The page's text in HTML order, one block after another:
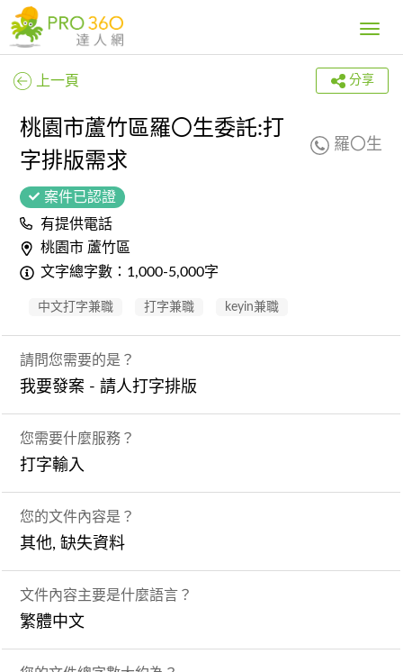
Toggle
上一頁 分享
桃園市蘆竹區羅〇生委託:打
字排版需求
羅〇生
案件已認證
有提供電話
桃園市 蘆竹區
文字總字數：1,000-5,000字
中文打字兼職 打字兼職 keyin兼職
請問您需要的是？
我要發案 - 請人打字排版
您需要什麼服務？
打字輸入
您的文件內容是？
其他, 缺失資料
文件內容主要是什麼語言？
繁體中文